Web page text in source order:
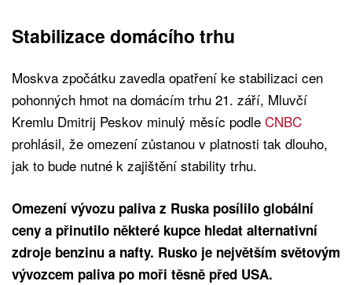
Stabilizace domácího trhu
Moskva zpočátku zavedla opatření ke stabilizaci cen
pohonných hmot na domácím trhu 21. září, Mluvčí
Kremlu Dmitrij Peskov minulý měsíc podle CNBC
prohlásil, že omezení zůstanou v platnosti tak dlouho,
jak to bude nutné k zajištění stability trhu.
Omezení vývozu paliva z Ruska posílilo globální
ceny a přinutilo některé kupce hledat alternativní
zdroje benzinu a nafty. Rusko je největším světovým
vývozcem paliva po moři těsně před USA.